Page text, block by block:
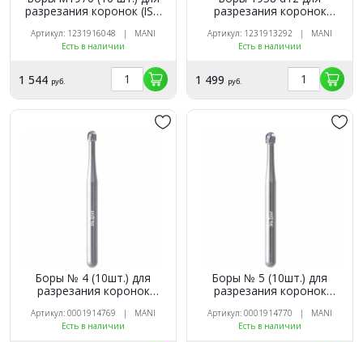
разрезания коронок (ISO
Артикул: 1231916048 | MANI
Есть в наличии
1 544 руб.
разрезания коронок
(ISO 137/012), MANI
Артикул: 1231913292 | MANI
Есть в наличии
1 499 руб.
Боры № 4 (10шт.) для
разрезания коронок
001/014), Mani
Артикул: 0001914769 | MANI
Есть в наличии
Боры № 5 (10шт.) для
разрезания коронок
001/016), Mani
Артикул: 0001914770 | MANI
Есть в наличии